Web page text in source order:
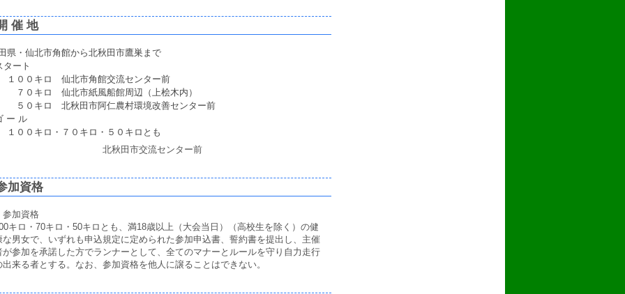
催 地
県・仙北市角館から北秋田市鷹巣まで
タート
００キロ 仙北市角館交流センター前
０キロ 仙北市紙風船館周辺（上桧木内）
０キロ 北秋田市阿仁農村環境改善センター前
ー ル
００キロ・７０キロ・５０キロとも
北秋田市交流センター前
加資格
参加資格
キロ・70キロ・50キロとも、満18歳以上（大会当日）（高校生を除く）の健
な男女で、いずれも申込規定に定められた参加申込書、誓約書を提出し、主催
が参加を承諾した方でランナーとして、全てのマナーとルールを守り自力走行
出来る者とする。なお、参加資格を他人に譲ることはできない。